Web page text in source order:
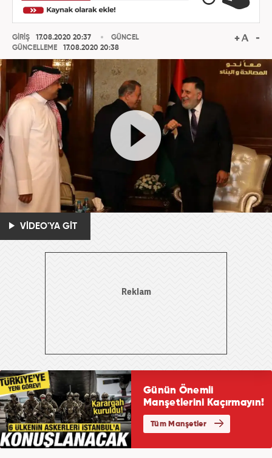
GİRİŞ
17.08.2020 20:37
GÜNCELLEME
17.08.2020 20:38
GÜNCEL
VİDEO'YA GİT